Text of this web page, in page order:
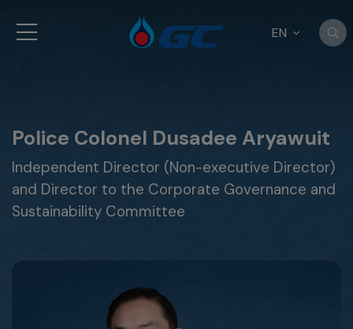
EN
Police Colonel Dusadee Aryawuit
Independent Director (Non-executive Director)
and Director to the Corporate Governance and
Sustainability Committee